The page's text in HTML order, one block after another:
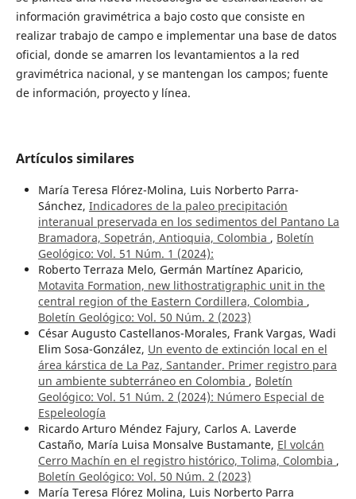
información gravimétrica a bajo costo que consiste en
realizar trabajo de campo e implementar una base de datos
oficial, donde se amarren los levantamientos a la red
gravimétrica nacional, y se mantengan los campos; fuente
de información, proyecto y línea.
Artículos similares
María Teresa Flórez-Molina, Luis Norberto Parra-
Sánchez, Indicadores de la paleo precipitación
interanual preservada en los sedimentos del Pantano La
Bramadora, Sopetrán, Antioquia, Colombia , Boletín
Geológico: Vol. 51 Núm. 1 (2024):
Roberto Terraza Melo, Germán Martínez Aparicio,
Motavita Formation, new lithostratigraphic unit in the
central region of the Eastern Cordillera, Colombia ,
Boletín Geológico: Vol. 50 Núm. 2 (2023)
César Augusto Castellanos-Morales, Frank Vargas, Wadi
Elim Sosa-González, Un evento de extinción local en el
área kárstica de La Paz, Santander. Primer registro para
un ambiente subterráneo en Colombia , Boletín
Geológico: Vol. 51 Núm. 2 (2024): Número Especial de
Espeleología
Ricardo Arturo Méndez Fajury, Carlos A. Laverde
Castaño, María Luisa Monsalve Bustamante, El volcán
Cerro Machín en el registro histórico, Tolima, Colombia ,
Boletín Geológico: Vol. 50 Núm. 2 (2023)
María Teresa Flórez Molina, Luis Norberto Parra